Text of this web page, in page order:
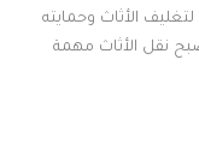
الأثاث وحمايته
نقل الأثاث مهمة